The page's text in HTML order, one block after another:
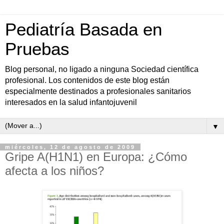
Pediatría Basada en
Pruebas
Blog personal, no ligado a ninguna Sociedad científica
profesional. Los contenidos de este blog están
especialmente destinados a profesionales sanitarios
interesados en la salud infantojuvenil
▼
miércoles, 12 de agosto de 2009
Gripe A(H1N1) en Europa: ¿Cómo
afecta a los niños?